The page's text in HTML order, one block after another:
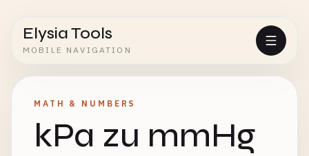
Elysia Tools
MOBILE NAVIGATION
MATH & NUMBERS
kPa zu mmHg